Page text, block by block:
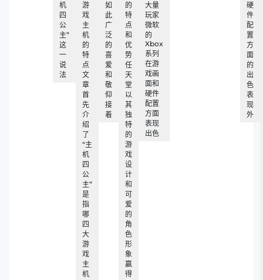
机
四
公
主”
这
一
说
法
游
戏
主
机
的
特
点
文
章
首
先
介
绍
了
“主
机
四
公
主”
是
指
哪
四
大
游
戏
主
机
如
此
广
泛
的
喜
爱
和
敬
仰
接
着
的
特
点
和
优
势
任
天
堂
以
其
独
特
的
游
戏
设
计
和
可
爱
的
角
色
形
象
赢
得
大量
玩家
微软
的
Xbox
系列
在游
戏画
面和
硬件
配置
方面
表现
出色
硬
件
配
置
方
面
的
出
色
表
现
外